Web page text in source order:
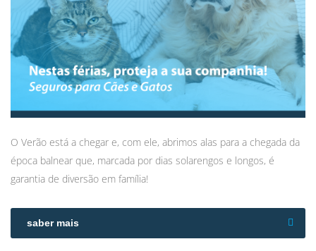
O Verão está a chegar e, com ele, abrimos alas para a chegada da
época balnear que, marcada por dias solarengos e longos, é
garantia de diversão em família!
saber mais